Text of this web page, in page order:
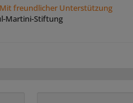
Mit freundlicher Unterstützung
Martini-Stiftung